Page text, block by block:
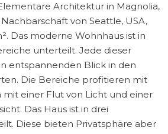
Architektur in Magnolia,
von Seattle, USA,
Das moderne Wohnhaus ist in
unterteilt. Jede dieser
entspannenden Blick in den
Die Bereiche profitieren mit
einer Flut von Licht und einer
Das Haus ist in drei
Diese bieten Privatsphäre aber